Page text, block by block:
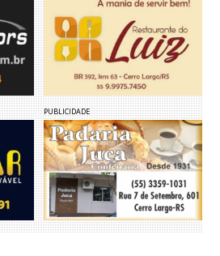
PUBLICIDADE